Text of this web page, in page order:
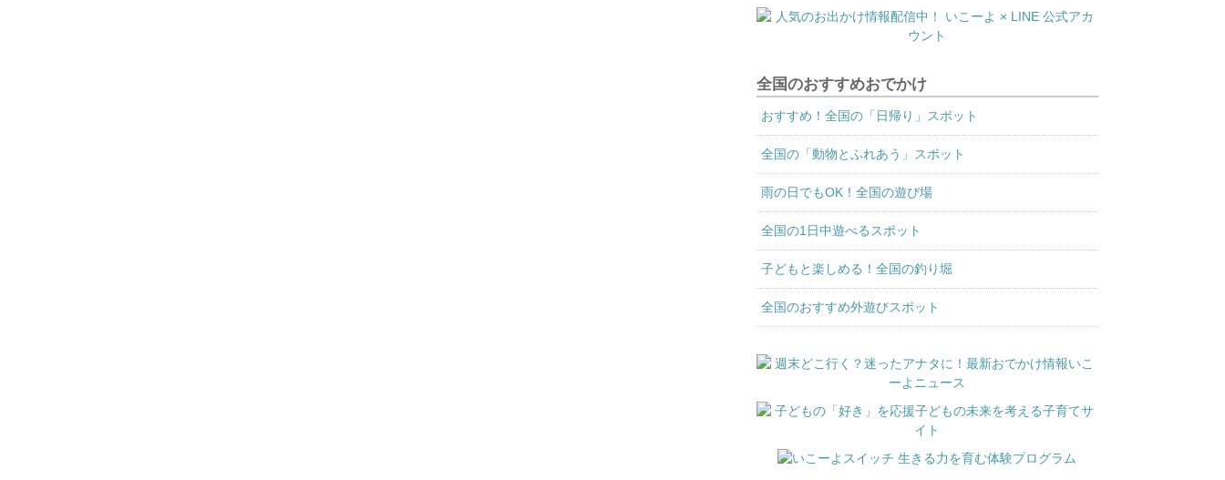
全国のおすすめおでかけ
おすすめ！全国の「日帰り」スポット
全国の「動物とふれあう」スポット
雨の日でもOK！全国の遊び場
全国の1日中遊べるスポット
子どもと楽しめる！全国の釣り堀
全国のおすすめ外遊びスポット